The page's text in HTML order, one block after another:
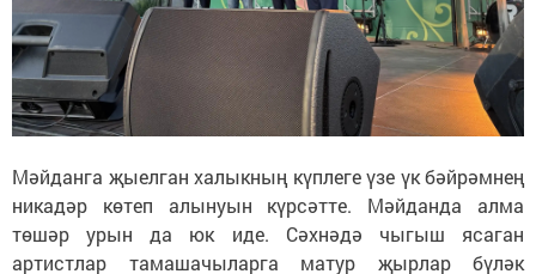
Мәйданга җыелган халыкның күплеге үзе үк бәйрәмнең
никадәр көтеп алынуын күрсәтте. Мәйданда алма
төшәр урын да юк иде. Сәхнәдә чыгыш ясаган
артистлар тамашачыларга матур җырлар бүләк